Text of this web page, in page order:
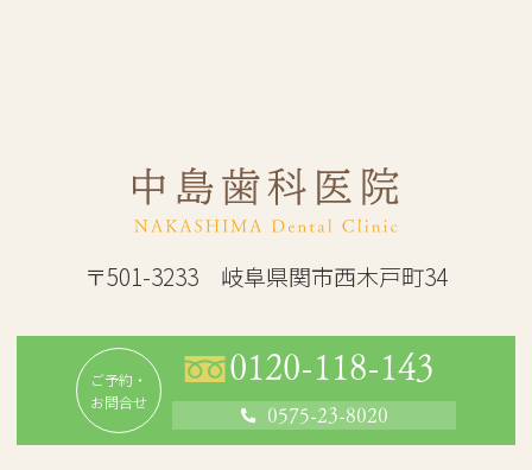
〒501-3233 岐阜県関市西木戸町34
ご予約・
お問合せ
0120-118-143
0575-23-8020